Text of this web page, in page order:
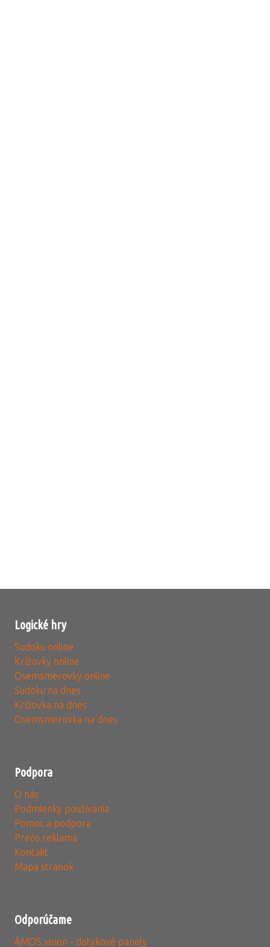
Logické hry
Sudoku online
Krížovky online
Osemsmerovky online
Sudoku na dnes
Krížovka na dnes
Osemsmerovka na dnes
Podpora
O nás
Podmienky používania
Pomoc a podpora
Prečo reklama
Kontakt
Mapa stránok
Odporúčame
ÁMOS vision - dotykové panely